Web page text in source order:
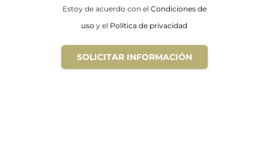
Estoy de acuerdo con el Condiciones de
usoy el Política de privacidad
SOLICITAR INFORMACIÓN